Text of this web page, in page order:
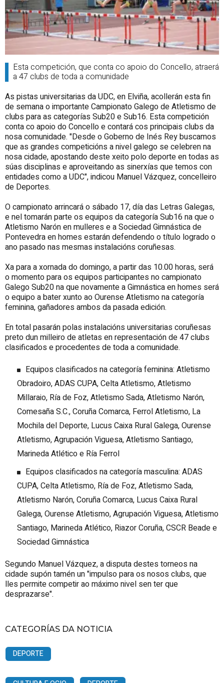
Esta competición, que conta co apoio do Concello, atraerá
a 47 clubs de toda a comunidade
As pistas universitarias da UDC, en Elviña, acollerán esta fin
de semana o importante Campionato Galego de Atletismo de
clubs para as categorías Sub20 e Sub16. Esta competición
conta co apoio do Concello e contará cos principais clubs da
nosa comunidade. "Desde o Goberno de Inés Rey buscamos
que as grandes competicións a nivel galego se celebren na
nosa cidade, apostando deste xeito polo deporte en todas as
súas disciplinas e aproveitando as sinerxías que temos con
entidades como a UDC", indicou Manuel Vázquez, concelleiro
de Deportes.
O campionato arrincará o sábado 17, día das Letras Galegas,
e nel tomarán parte os equipos da categoría Sub16 na que o
Atletismo Narón en mulleres e a Sociedad Gimnástica de
Pontevedra en homes estarán defendendo o título logrado o
ano pasado nas mesmas instalacións coruñesas.
Xa para a xornada do domingo, a partir das 10.00 horas, será
o momento para os equipos participantes no campionato
Galego Sub20 na que novamente a Gimnástica en homes será
o equipo a bater xunto ao Ourense Atletismo na categoría
feminina, gañadores ambos da pasada edición.
En total pasarán polas instalacións universitarias coruñesas
preto dun milleiro de atletas en representación de 47 clubs
clasificados e procedentes de toda a comunidade.
Equipos clasificados na categoría feminina: Atletismo
Obradoiro, ADAS CUPA, Celta Atletismo, Atletismo
Millaraio, Ría de Foz, Atletismo Sada, Atletismo Narón,
Comesaña S.C., Coruña Comarca, Ferrol Atletismo, La
Mochila del Deporte, Lucus Caixa Rural Galega, Ourense
Atletismo, Agrupación Viguesa, Atletismo Santiago,
Marineda Atlético e Ría Ferrol
Equipos clasificados na categoría masculina: ADAS
CUPA, Celta Atletismo, Ría de Foz, Atletismo Sada,
Atletismo Narón, Coruña Comarca, Lucus Caixa Rural
Galega, Ourense Atletismo, Agrupación Viguesa, Atletismo
Santiago, Marineda Atlético, Riazor Coruña, CSCR Beade e
Sociedad Gimnástica
Segundo Manuel Vázquez, a disputa destes torneos na
cidade supón tamén un "impulso para os nosos clubs, que
lles permite competir ao máximo nivel sen ter que
desprazarse".
CATEGORÍAS DA NOTICIA
DEPORTE